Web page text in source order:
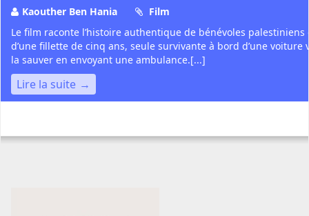
Kaouther Ben Hania
Film
Le film raconte l’histoire authentique de bénévoles
d’une fillette de cinq ans, seule survivante à bord d’une
la sauver en envoyant une ambulance.[...]
Lire la suite